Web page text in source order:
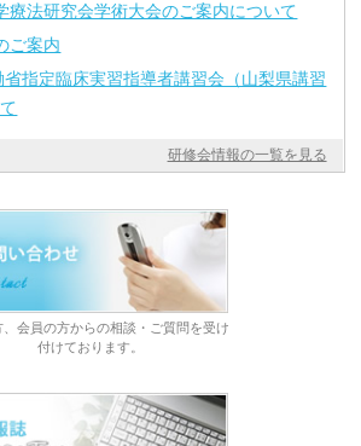
療法研究会学術大会のご案内について
ご案内
指定臨床実習指導者講習会（山梨県講習
研修会情報の一覧を見る
、会員の方からの相談・ご質問を受け
付けております。